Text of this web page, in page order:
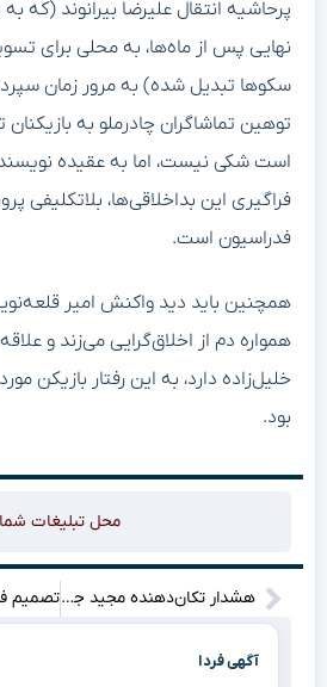
پرحاشیه انتقال علیرضا بیرانوند (که
نهایی پس از ماه‌ها، به محلی برای
سکوها تبدیل شده) به مرور زمان
توهین تماشاگران چادرملو به بازیکنان
است شکی نیست، اما به عقیده
فراگیری این بداخلاقی‌ها، بلاتکلیفی
فدراسیون است.
همچنین باید دید واکنش امیر
همواره دم از اخلاق‌گرایی می‌زند و
خلیل‌زاده دارد، به این رفتار بازیکن
بود.
محل تبلیغات شما
هشدار تکان‌دهنده مجید جلالی: از تیم نوجوانان بی‌خبرم؛ مسیر پیشرفت فوتبال ایران بسته خواهد شد!
آگهی فردا